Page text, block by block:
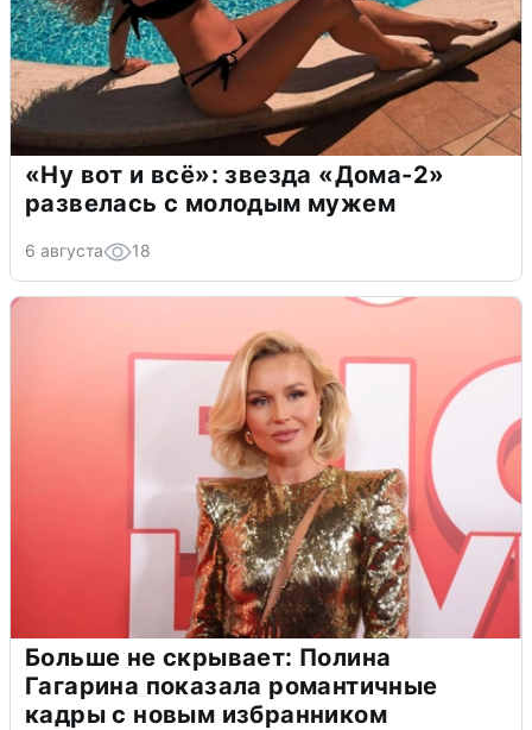
«Ну вот и всё»: звезда «Дома-2»
развелась с молодым мужем
6 августа 18
Больше не скрывает: Полина
Гагарина показала романтичные
кадры с новым избранником